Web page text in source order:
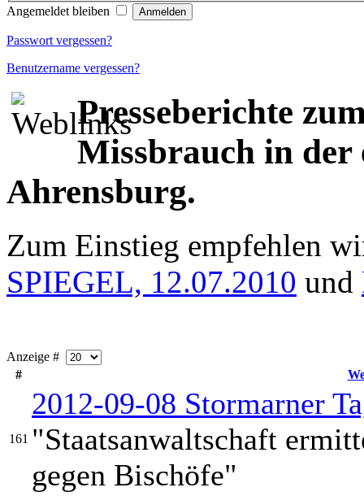
Angemeldet bleiben
Passwort vergessen?
Benutzername vergessen?
Presseberichte
Missbrauch in der
Ahrensburg.
Zum Einstieg empfehlen
SPIEGEL, 12.07.2010 und
Anzeige #
#
161
2012-09-08 Stormarner
"Staatsanwaltschaft
gegen Bischöfe"